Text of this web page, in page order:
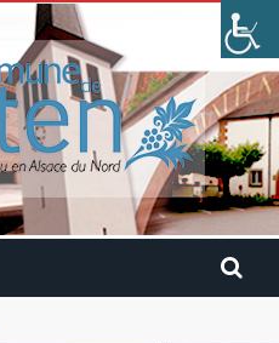
Maroc en camping-car avec